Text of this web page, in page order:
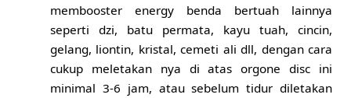
membooster energy benda bertuah lainnya
seperti dzi, batu permata, kayu tuah, cincin,
gelang, liontin, kristal, cemeti ali dll, dengan cara
cukup meletakan nya di atas orgone disc ini
minimal 3-6 jam, atau sebelum tidur diletakan